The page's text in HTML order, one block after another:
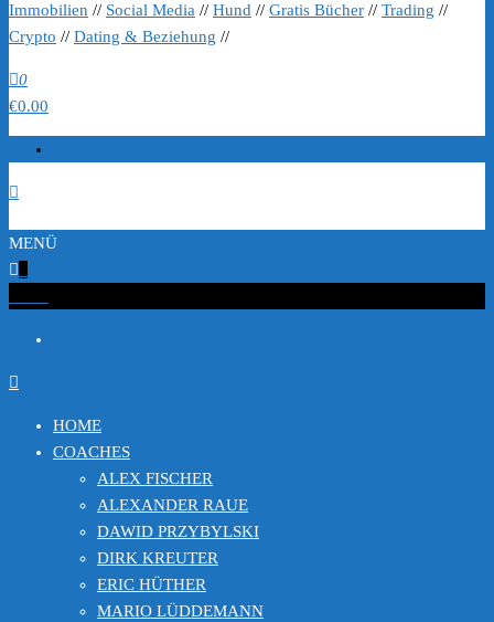
Immobilien // Social Media // Hund // Gratis Bücher // Trading //
Crypto // Dating & Beziehung //
0
€0.00
MENÜ
HOME
COACHES
ALEX FISCHER
ALEXANDER RAUE
DAWID PRZYBYLSKI
DIRK KREUTER
ERIC HÜTHER
MARIO LÜDDEMANN